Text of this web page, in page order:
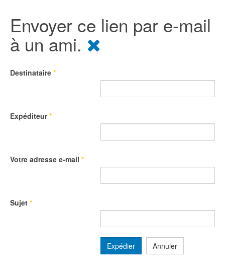
Envoyer ce lien par e-mail
à un ami.
Destinataire *
Expéditeur*
Votre adresse e-mail *
Sujet *
Expédier Annuler